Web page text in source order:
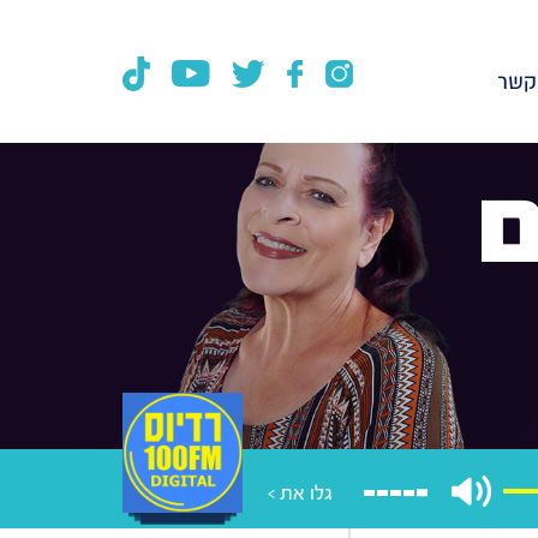
קשר
גלו את >